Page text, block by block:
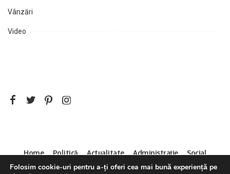
Vânzări
Video
Home Politică Actualitate Administrație
Social
Sport
Mica Publicitate Servicii Contact
Folosim cookie-uri pentru a-ți oferi cea mai bună experiență pe